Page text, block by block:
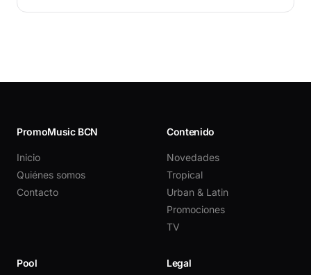
PromoMusic BCN
Inicio
Quiénes somos
Contacto
Contenido
Novedades
Tropical
Urban & Latin
Promociones
TV
Pool Legal